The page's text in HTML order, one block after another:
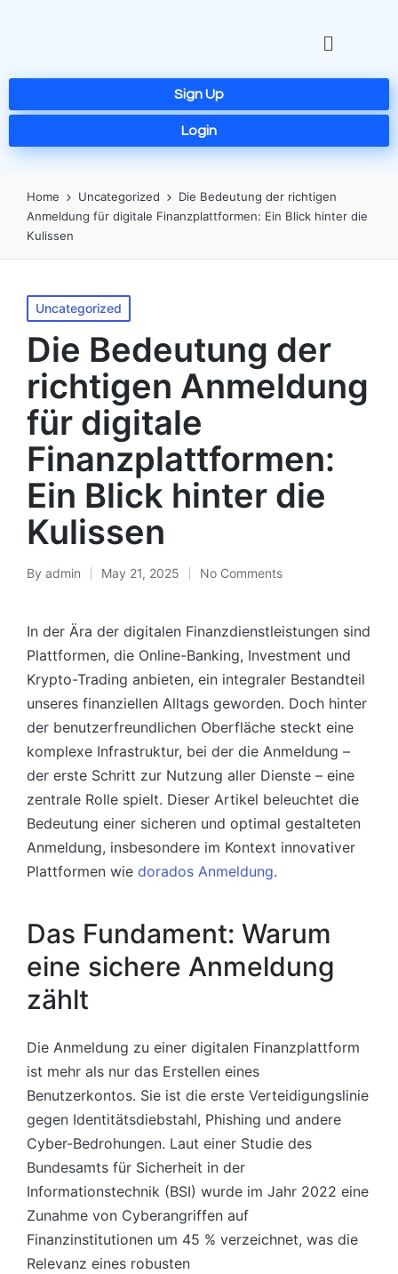
Sign Up
Login
Home Uncategorized
Die Bedeutung der richtigen
Anmeldung für digitale Finanzplattformen: Ein Blick hinter die
Kulissen
Uncategorized
Die Bedeutung der
richtigen Anmeldung
für digitale
Finanzplattformen:
Ein Blick hinter die
Kulissen
By admin May 21, 2025 No Comments
In der Ära der digitalen Finanzdienstleistungen sind
Plattformen, die Online-Banking, Investment und
Krypto-Trading anbieten, ein integraler Bestandteil
unseres finanziellen Alltags geworden. Doch hinter
der benutzerfreundlichen Oberfläche steckt eine
komplexe Infrastruktur, bei der die Anmeldung –
der erste Schritt zur Nutzung aller Dienste – eine
zentrale Rolle spielt. Dieser Artikel beleuchtet die
Bedeutung einer sicheren und optimal gestalteten
Anmeldung, insbesondere im Kontext innovativer
Plattformen wie dorados Anmeldung.
Das Fundament: Warum
eine sichere Anmeldung
zählt
Die Anmeldung zu einer digitalen Finanzplattform
ist mehr als nur das Erstellen eines
Benutzerkontos. Sie ist die erste Verteidigungslinie
gegen Identitätsdiebstahl, Phishing und andere
Cyber-Bedrohungen. Laut einer Studie des
Bundesamts für Sicherheit in der
Informationstechnik (BSI) wurde im Jahr 2022 eine
Zunahme von Cyberangriffen auf
Finanzinstitutionen um 45 % verzeichnet, was die
Relevanz eines robusten